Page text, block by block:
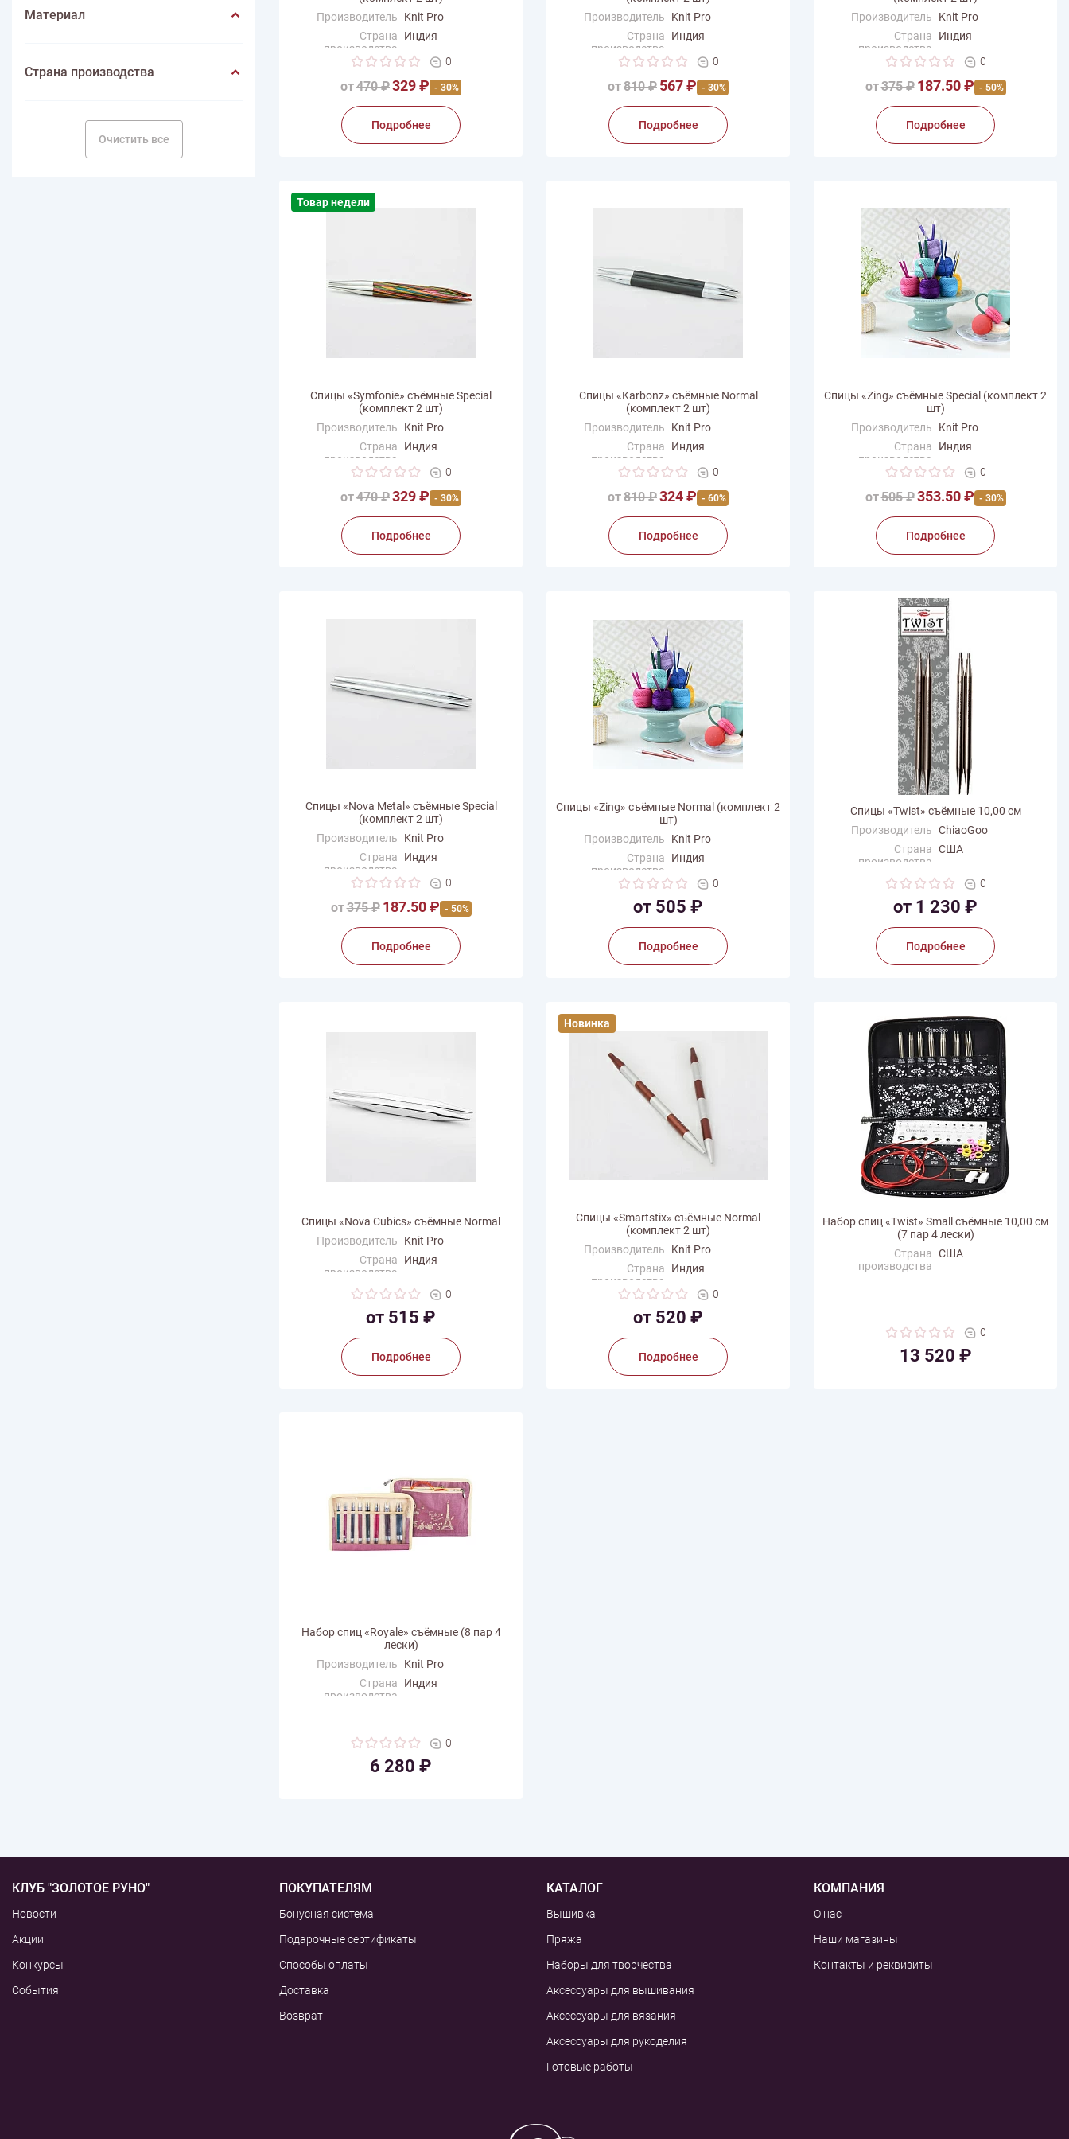
Материал
Страна производства
Очистить все
от470 ₽329 ₽ - 30%
Производитель
Knit Pro
Страна
производства
Индия
0
Подробнее
от810 ₽ 567 ₽ - 30%
Производитель
Knit Pro
Страна
производства
Индия
0
Подробнее
от375 ₽ 187.50 ₽ - 50%
Производитель
Knit Pro
Страна
производства
Индия
0
Подробнее
Спицы «Symfonie» съёмные Special
(комплект 2 шт)
от470 ₽329 ₽ - 30%
Производитель
Knit Pro
Страна
производства
Индия
0
Подробнее
Товар недели
Спицы «Karbonz» съёмные Normal
(комплект 2 шт)
от810 ₽324 ₽ - 60%
Производитель
Knit Pro
Страна
производства
Индия
0
Подробнее
Спицы «Zing» съёмные Special (комплект 2
шт)
от505 ₽353.50 ₽ - 30%
Производитель
Knit Pro
Страна
производства
Индия
0
Подробнее
Спицы «Nova Metal» съёмные Special
(комплект 2 шт)
от375 ₽ 187.50 ₽ - 50%
Производитель
Knit Pro
Страна
производства
Индия
0
Подробнее
Спицы «Zing» съёмные Normal (комплект 2
шт)
от 505 ₽
Производитель
Knit Pro
Страна
производства
Индия
0
Подробнее
Спицы «Twist» съёмные 10,00 см
от 1 230 ₽
Производитель ChiaoGoo
Страна
производства
США
0
Подробнее
Спицы «Nova Cubics» съёмные Normal
от 515 ₽
Производитель
Knit Pro
Страна
производства
Индия
0
Подробнее
Спицы «Smartstix» съёмные Normal
(комплект 2 шт)
от 520 ₽
Производитель
Knit Pro
Страна
производства
Индия
0
Подробнее
Новинка
Набор спиц «Twist» Small съёмные 10,00 см
(7 пар 4 лески)
13 520 ₽
Страна
производства
США
0
Набор спиц «Royale» съёмные (8 пар 4
лески)
6 280 ₽
Производитель
Knit Pro
Страна
производства
Индия
0
КЛУБ "ЗОЛОТОЕ РУНО"
Новости
Акции
Конкурсы
События
ПОКУПАТЕЛЯМ
Бонусная система
Подарочные сертификаты
Способы оплаты
Доставка
Возврат
КАТАЛОГ
Вышивка
Пряжа
Наборы для творчества
Аксессуары для вышивания
Аксессуары для вязания
Аксессуары для рукоделия
Готовые работы
КОМПАНИЯ
О нас
Наши магазины
Контакты и реквизиты